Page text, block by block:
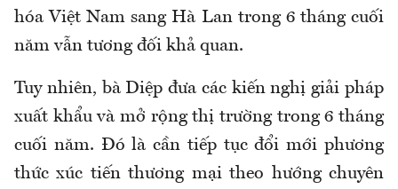
hóa Việt Nam sang Hà Lan trong 6 tháng cuối
năm vẫn tương đối khả quan.
Tuy nhiên, bà Diệp đưa các kiến nghị giải pháp
xuất khẩu và mở rộng thị trường trong 6 tháng
cuối năm. Đó là cần tiếp tục đổi mới phương
thức xúc tiến thương mại theo hướng chuyên